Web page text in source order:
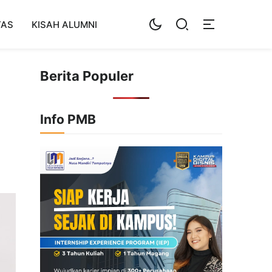
KISAH ALUMNI
Berita Populer
Info PMB